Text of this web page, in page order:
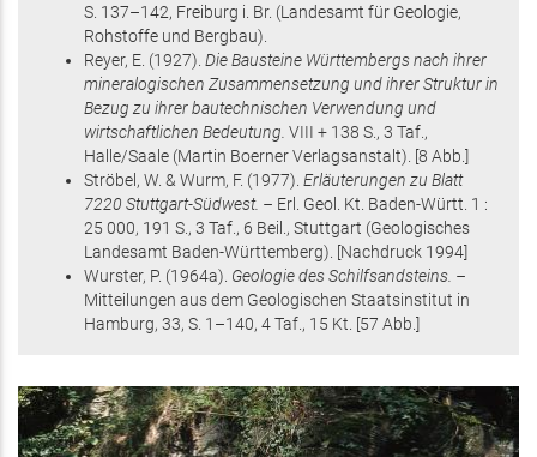
S. 137–142, Freiburg i. Br. (Landesamt für Geologie,
Rohstoffe und Bergbau).
Reyer, E. (1927). Die Bausteine Württembergs nach ihrer
mineralogischen Zusammensetzung und ihrer Struktur in
Bezug zu ihrer bautechnischen Verwendung und
wirtschaftlichen Bedeutung. VIII + 138 S., 3 Taf.,
Halle/Saale (Martin Boerner Verlagsanstalt). [8 Abb.]
Ströbel, W. & Wurm, F. (1977). Erläuterungen zu Blatt
7220 Stuttgart-Südwest. – Erl. Geol. Kt. Baden-Württ. 1 :
25 000, 191 S., 3 Taf., 6 Beil., Stuttgart (Geologisches
Landesamt Baden-Württemberg). [Nachdruck 1994]
Wurster, P. (1964a). Geologie des Schilfsandsteins. –
Mitteilungen aus dem Geologischen Staatsinstitut in
Hamburg, 33, S. 1–140, 4 Taf., 15 Kt. [57 Abb.]